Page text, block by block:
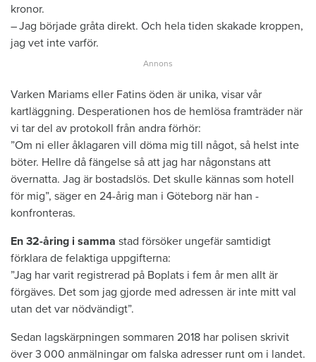
kronor.
– Jag började gråta direkt. Och hela tiden skakade kroppen,
jag vet inte varför.
Varken Mariams eller Fatins öden är unika, visar vår
kartläggning. Desperationen hos de hemlösa framträder när
vi tar del av protokoll från andra förhör:
”Om ni eller åklagaren vill döma mig till något, så helst inte
böter. Hellre då fängelse så att jag har någonstans att
övernatta. Jag är bostadslös. Det ­skulle kännas som hotell
för mig”, ­säger en 24-årig man i Göteborg när han ­
konfronteras.
En 32-åring i samma stad försöker ungefär samtidigt
förklara de felaktiga uppgifterna:
”Jag har varit registrerad på Boplats i fem år men allt är
förgäves. Det som jag gjorde med adressen är inte mitt val
utan det var nödvändigt”.
Sedan lagskärpningen sommaren 2018 har polisen skrivit
över 3 000 anmälningar om falska adresser runt om i landet.